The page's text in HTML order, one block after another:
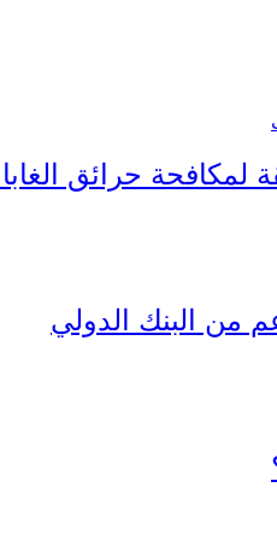
لمكافحة حرائق
من البنك الدولي